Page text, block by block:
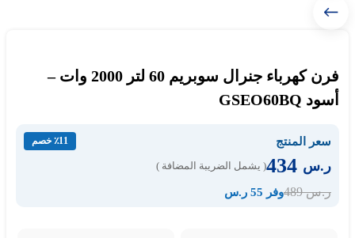
فرن كهرباء جنرال سوبريم 60 لتر 2000 وات –
أسود GSEO60BQ
سعر المنتج ٪11 خصم
ر.س ( يشمل الضريبة المضافة )
ر.س489 وفر 55 ر.س